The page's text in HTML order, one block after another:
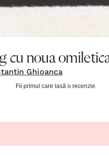
cu noua
Ghioanca
Fii primul care lasă o recenzie